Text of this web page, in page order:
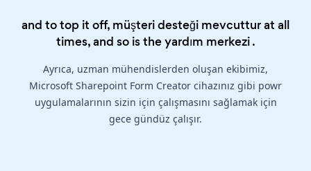
and to top it off, müşteri desteği mevcuttur at all
times, and so is theyardım merkezi.
Ayrıca, uzman mühendislerden oluşan ekibimiz,
Microsoft Sharepoint Form Creator cihazınız gibi powr
uygulamalarının sizin için çalışmasını sağlamak için
gece gündüz çalışır.